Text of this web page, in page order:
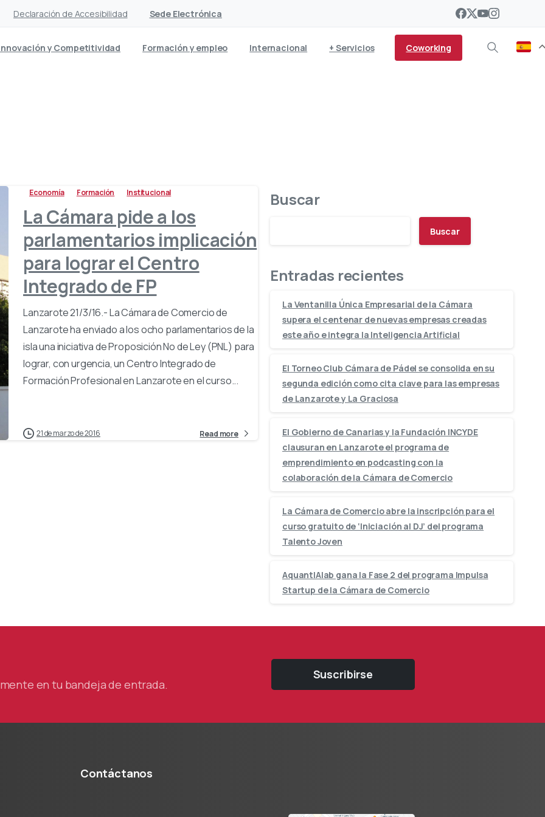
Declaración de Accesibilidad Sede Electrónica
y Competitividad Formación y empleo Internacional + Servicios Coworking
Economía Formación Institucional
La Cámara pide a los
parlamentarios implicación
para lograr el Centro
Integrado de FP
Lanzarote 21/3/16.- La Cámara de Comercio de
Lanzarote ha enviado a los ocho parlamentarios de la
isla una iniciativa de Proposición No de Ley (PNL) para
lograr, con urgencia, un Centro Integrado de
Formación Profesional en Lanzarote en el curso...
21 de marzo de 2016 Read more
Buscar
Buscar
Entradas recientes
La Ventanilla Única Empresarial de la Cámara
supera el centenar de nuevas empresas creadas
este año e integra la Inteligencia Artificial
El Torneo Club Cámara de Pádel se consolida en su
segunda edición como cita clave para las empresas
de Lanzarote y La Graciosa
El Gobierno de Canarias y la Fundación INCYDE
clausuran en Lanzarote el programa de
emprendimiento en podcasting con la
colaboración de la Cámara de Comercio
La Cámara de Comercio abre la inscripción para el
curso gratuito de ‘Iniciación al DJ’ del programa
Talento Joven
AquantIAlab gana la Fase 2 del programa Impulsa
Startup de la Cámara de Comercio
en tu bandeja de entrada.
Suscribirse
Contáctanos